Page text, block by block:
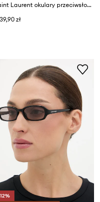
Saint Laurent okulary przeciwsłoneczne damskie
zł